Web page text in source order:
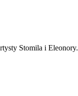
Stomila i Eleonory.